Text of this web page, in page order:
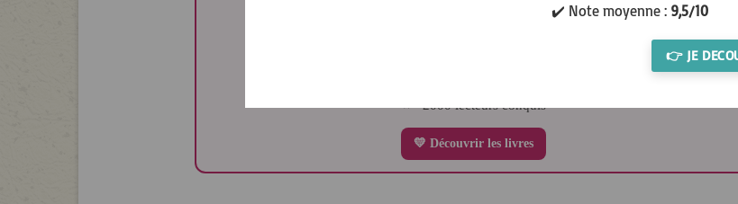
⭐ +2000 lecteurs conquis
💛 Découvrir les livres
✔️ Note moyenne : 9,5/10
👉 JE